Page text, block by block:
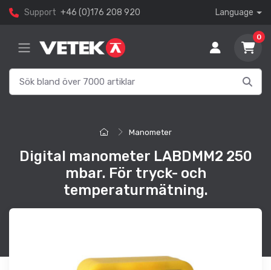
Support +46 (0)176 208 920 Language
0
Manometer
Digital manometer LABDMM2 250
mbar. För tryck- och
temperaturmätning.